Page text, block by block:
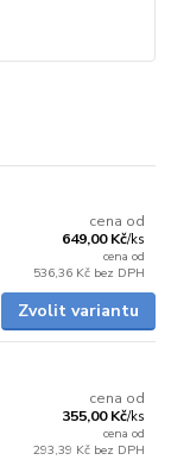
cena od
649,00 Kč/ks
cena od
536,36 Kč bez DPH
Zvolit variantu
cena od
355,00 Kč/ks
cena od
293,39 Kč bez DPH